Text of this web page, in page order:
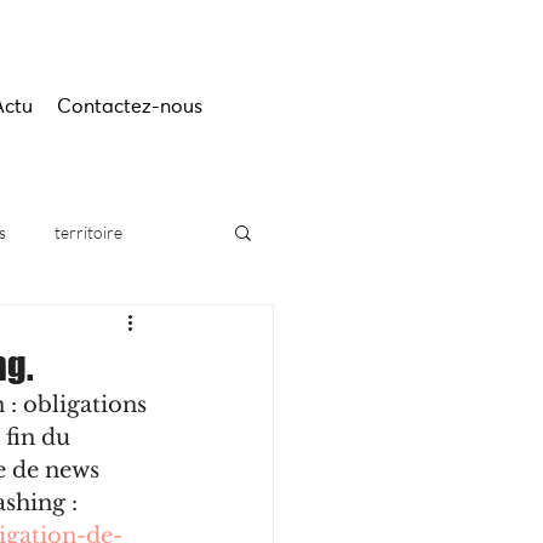
Contactez-nous
territoire
: obligations
fin du
de news
:
de-